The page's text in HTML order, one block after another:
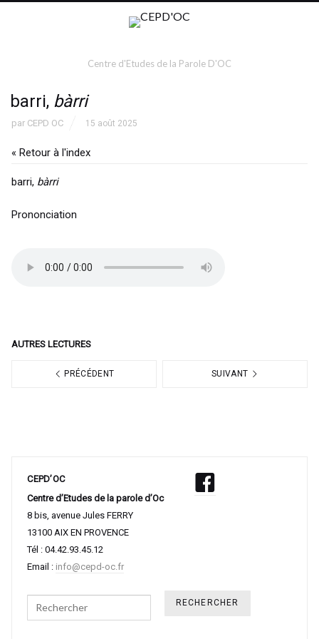
Centre d'Etudes de la Parole D'OC
barri, bàrri
par CEPD OC 15 août 2025
« Retour à l'index
barri, bàrri
Prononciation
AUTRES LECTURES
PRÉCÉDENT SUIVANT
CEPD’OC
Centre d’Etudes de la parole d’Oc
8 bis, avenue Jules FERRY
13100 AIX EN PROVENCE
Tél : 04.42.93.45.12
Email : info@cepd-oc.fr
Search